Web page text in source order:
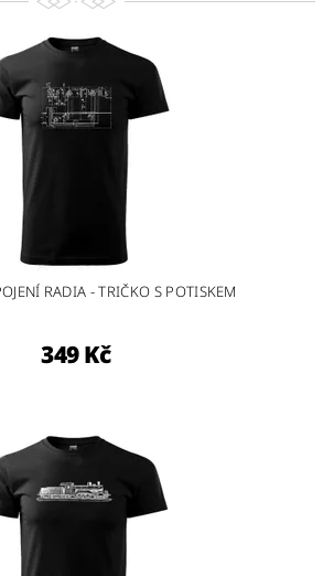
RADIA - TRIČKO S POTISKEM
349 Kč